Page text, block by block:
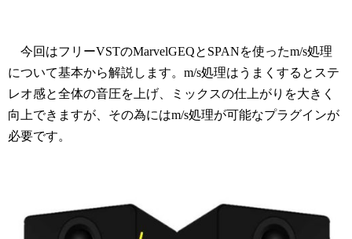
今回はフリーVSTのMarvelGEQとSPANを使ったm/s処理
について基本から解説します。m/s処理はうまくするとステ
レオ感と全体の音圧を上げ、ミックスの仕上がりを大きく
向上できますが、その為にはm/s処理が可能なプラグインが
必要です。